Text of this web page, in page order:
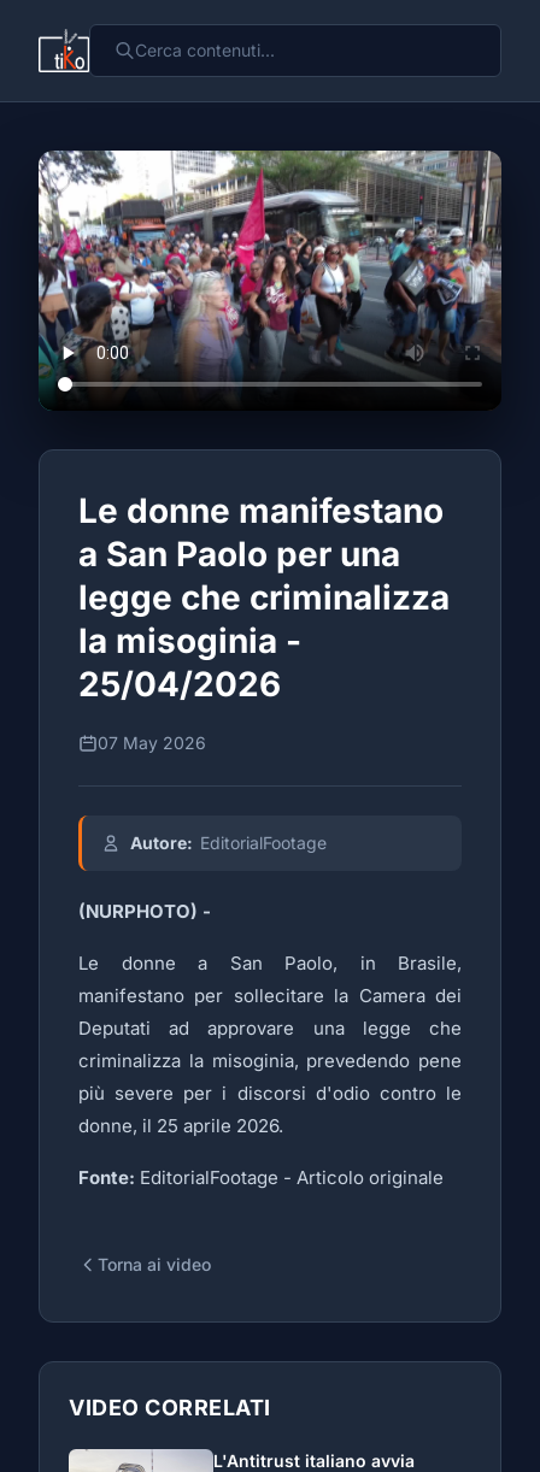
Le donne manifestano
a San Paolo per una
legge che criminalizza
la misoginia -
25/04/2026
07 May 2026
Autore: EditorialFootage
(NURPHOTO) -
Le donne a San Paolo, in Brasile,
manifestano per sollecitare la Camera dei
Deputati ad approvare una legge che
criminalizza la misoginia, prevedendo pene
più severe per i discorsi d'odio contro le
donne, il 25 aprile 2026.
Fonte: EditorialFootage - Articolo originale
Torna ai video
VIDEO CORRELATI
L'Antitrust italiano avvia